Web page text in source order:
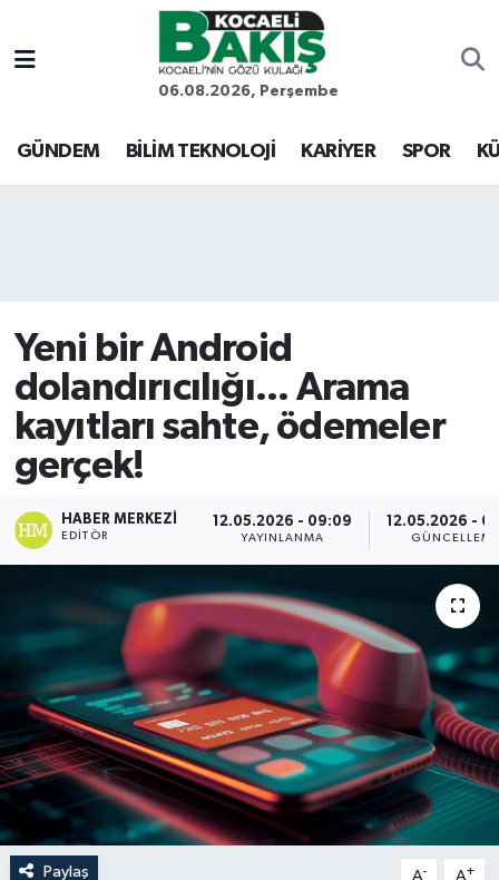
06.08.2026, Perşembe
GÜNDEM BİLİM TEKNOLOJİ KARİYER SPOR
Yeni bir Android
dolandırıcılığı... Arama
kayıtları sahte, ödemeler
gerçek!
HABER MERKEZI
EDITÖR
12.05.2026 - 09:09
YAYINLANMA
12.05.2026 -
Paylaş A- A+
Kocaeli Nöbetçi Eczaneler
Kocaeli Hava Durumu
Son Dakika Haberleri
Haber Arşivi